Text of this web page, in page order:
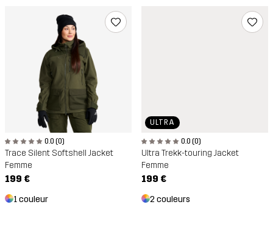
0.0 (0)
Trace Silent Softshell Jacket
Femme
199 €
1 couleur
ULTRA
0.0 (0)
Ultra Trekk-touring Jacket
Femme
199 €
2 couleurs